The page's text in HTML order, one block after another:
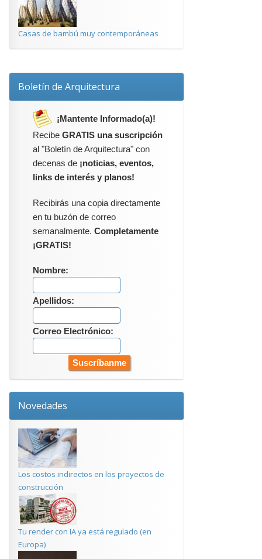
Casas de bambú muy contemporáneas
Boletín de Arquitectura
¡Mantente Informado(a)!
Recibe GRATIS una suscripción
al "Boletín de Arquitectura" con
decenas de ¡noticias, eventos,
links de interés y planos!
Recibirás una copia directamente
en tu buzón de correo
semanalmente. Completamente
¡GRATIS!
Nombre:
Apellidos:
Correo Electrónico:
Novedades
Los costos indirectos en los proyectos de
construcción
Tu render con IA ya está regulado (en
Europa)